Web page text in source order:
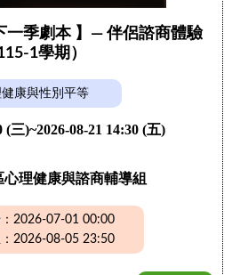
一季劇本 】— 伴侶諮商體驗
1學期）
康與性別平等
(三)~2026-08-21 14:30 (五)
理健康與諮商輔導組
2026-07-01 00:00
2026-08-05 23:50